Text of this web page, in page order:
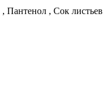
, Пантенол , Сок листьев